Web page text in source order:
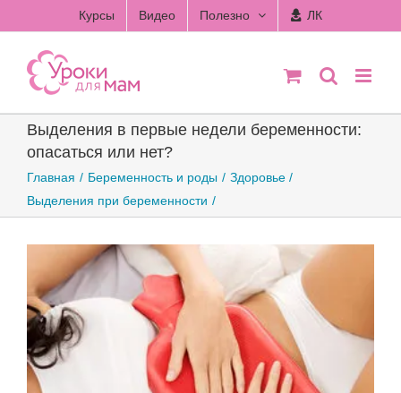
to
content
Курсы Видео Полезно ЛК
Выделения в первые недели беременности:
опасаться или нет?
Главная Беременность и роды
Здоровье
Выделения при беременности